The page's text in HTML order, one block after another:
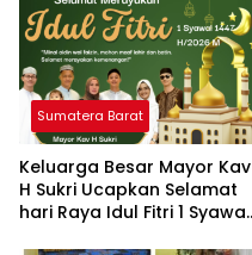
Sumatera Barat
Keluarga Besar Mayor Kav
H Sukri Ucapkan Selamat
hari Raya Idul Fitri 1 Syawal